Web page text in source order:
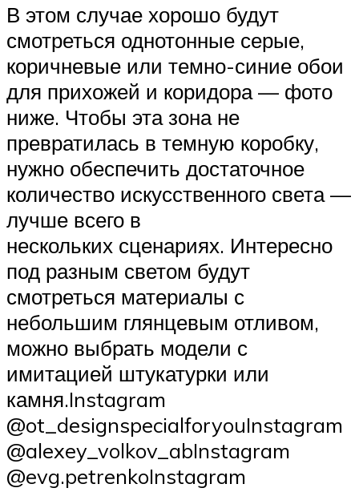
В этом случае хорошо будут
смотреться однотонные серые,
коричневые или темно-синие обои
для прихожей и коридора — фото
ниже. Чтобы эта зона не
превратилась в темную коробку,
нужно обеспечить достаточное
количество искусственного света —
лучше всего в
нескольких сценариях. Интересно
под разным светом будут
смотреться материалы с
небольшим глянцевым отливом,
можно выбрать модели с
имитацией штукатурки или
камня.Instagram
@ot_designspecialforyouInstagram
@alexey_volkov_abInstagram
@evg.petrenkoInstagram